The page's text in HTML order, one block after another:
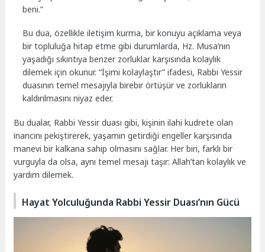
beni.”
Bu dua, özellikle iletişim kurma, bir konuyu açıklama veya
bir topluluğa hitap etme gibi durumlarda, Hz. Musa’nın
yaşadığı sıkıntıya benzer zorluklar karşısında kolaylık
dilemek için okunur. “İşimi kolaylaştır” ifadesi, Rabbi Yessir
duasının temel mesajıyla birebir örtüşür ve zorlukların
kaldırılmasını niyaz eder.
Bu dualar, Rabbi Yessir duası gibi, kişinin ilahi kudrete olan
inancını pekiştirerek, yaşamın getirdiği engeller karşısında
manevi bir kalkana sahip olmasını sağlar. Her biri, farklı bir
vurguyla da olsa, aynı temel mesajı taşır: Allah’tan kolaylık ve
yardım dilemek.
Hayat Yolculuğunda Rabbi Yessir Duası’nın Gücü